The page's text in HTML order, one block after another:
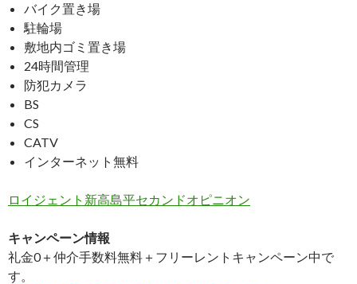
バイク置き場
駐輪場
敷地内ゴミ置き場
24時間管理
防犯カメラ
BS
CS
CATV
インターネット無料
ロイジェント新高島平セカンドオピニオン
キャンペーン情報
礼金0＋仲介手数料無料 ＋ フリーレント キャンペーン中で
す。